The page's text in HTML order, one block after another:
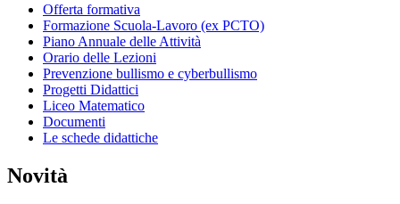
Offerta formativa
Formazione Scuola-Lavoro (ex PCTO)
Piano Annuale delle Attività
Orario delle Lezioni
Prevenzione bullismo e cyberbullismo
Progetti Didattici
Liceo Matematico
Documenti
Le schede didattiche
Novità